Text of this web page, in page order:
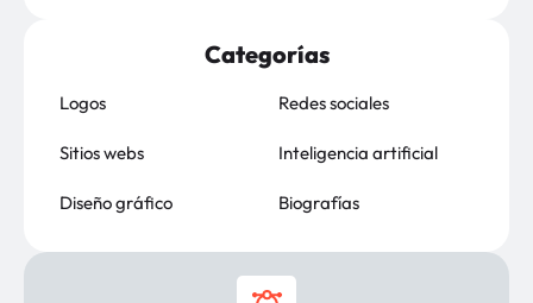
Categorías
Logos
Sitios webs
Diseño gráfico
Redes sociales
Inteligencia artificial
Biografías